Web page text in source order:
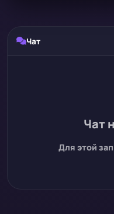
Чат
Чат
Для этой